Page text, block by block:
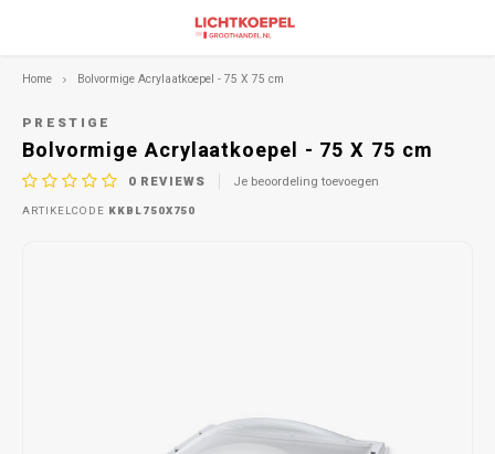
Home Bolvormige Acrylaatkoepel - 75 X 75 cm
PRESTIGE
Bolvormige Acrylaatkoepel - 75 X 75 cm
0 REVIEWS Je beoordeling toevoegen
ARTIKELCODE KKBL750X750